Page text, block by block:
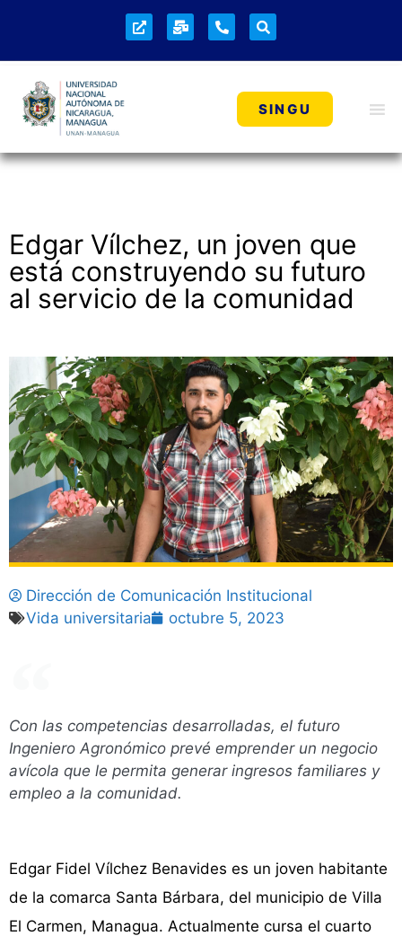
SINGU
VIDA ESTUDIANTIL
Edgar Vílchez, un joven que
está construyendo su futuro
al servicio de la comunidad
Dirección de Comunicación Institucional
Vida universitaria
octubre 5, 2023
Con las competencias desarrolladas, el futuro
Ingeniero Agronómico prevé emprender un negocio
avícola que le permita generar ingresos familiares y
empleo a la comunidad.
Edgar Fidel Vílchez Benavides es un joven habitante
de la comarca Santa Bárbara, del municipio de Villa
El Carmen, Managua. Actualmente cursa el cuarto